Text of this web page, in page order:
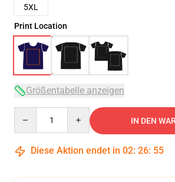
5XL
Print Location
Größentabelle anzeigen
IN DEN
Diese Aktion endet in 02: 26: 54